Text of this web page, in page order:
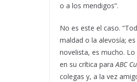
o a los mendigos”.
No es este el caso.
maldad o la alevosía;
novelista, es mucho.
en su crítica paraABC
colegas y, a la vez